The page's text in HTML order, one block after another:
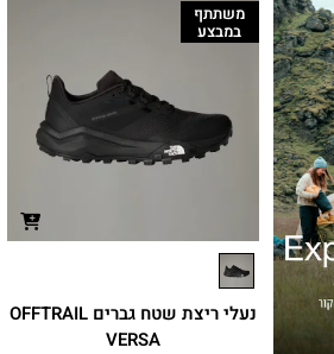
משתתף
במבצע
נעלי ריצת שטח גברים OFFTRAIL
VERSA